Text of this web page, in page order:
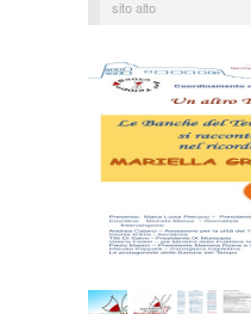
sito alto